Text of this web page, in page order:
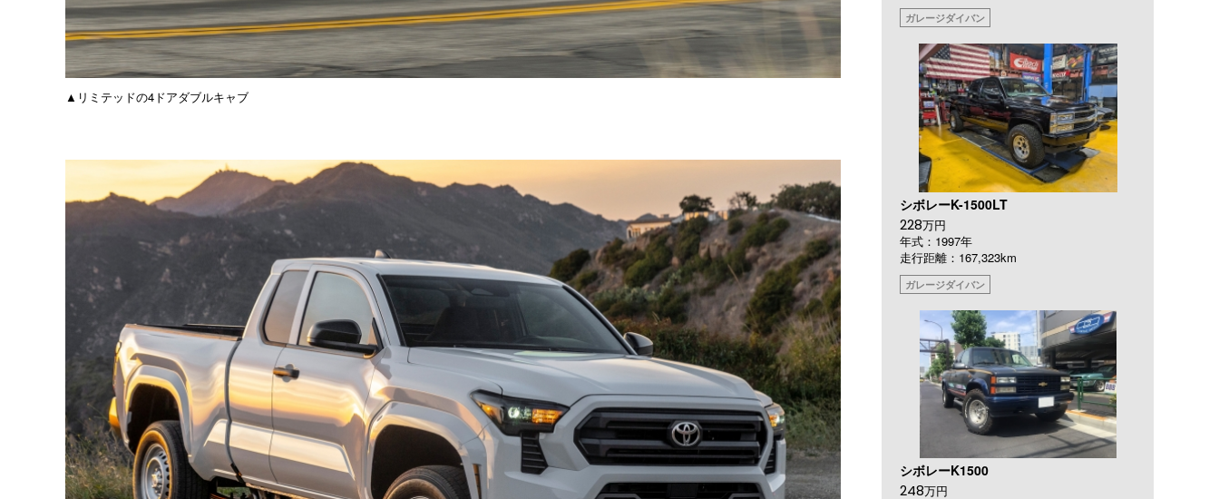
▲リミテッドの4ドアダブルキャブ
ガレージダイバン
シボレーK-1500LT
228万円
年式：1997年
走行距離：167,323km
ガレージダイバン
シボレーK1500
248万円